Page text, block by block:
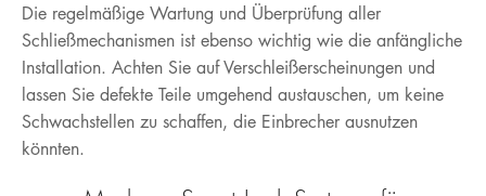
Die regelmäßige Wartung und Überprüfung aller
Schließmechanismen ist ebenso wichtig wie die anfängliche
Installation. Achten Sie auf Verschleißerscheinungen und
lassen Sie defekte Teile umgehend austauschen, um keine
Schwachstellen zu schaffen, die Einbrecher ausnutzen
könnten.